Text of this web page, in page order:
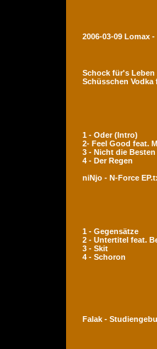
2006-03-09 Lomax
Schock für's
Schüsschen Vodka
1 - Oder (Intro)
2- Feel Good feat.
3 - Nicht die Besten
4 - Der Regen
niNjo - N-Force
1 - Gegensätze
2 - Untertitel feat.
3 - Skit
4 - Schoron
Falak -